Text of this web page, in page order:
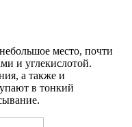
место, почти
и углекислотой.
а также и
в тонкий